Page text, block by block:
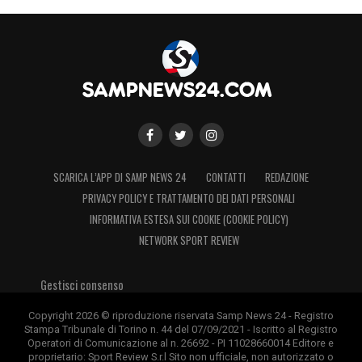
SCARICA L’APP DI SAMP NEWS 24 CONTATTI
REDAZIONE
PRIVACY POLICY E TRATTAMENTO DEI DATI PERSONALI
INFORMATIVA ESTESA SUI COOKIE (COOKIE POLICY)
NETWORK SPORT REVIEW
Gestisci consenso
Copyright 2026 © riproduzione riservata Samp News 24 - Registro
Stampa Tribunale di Torino n. 44 del 07/09/2021 - Iscritto al Registro
Operatori di Comunicazione al n. 26692 - PI 11028660014 Editore e
proprietario: Sport Review S.r.l Sito non ufficiale, non autorizzato o